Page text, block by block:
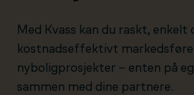
Med Kvass kan du raskt, enkelt
kostnadseffektivt markedsføre
nyboligprosjekter – enten på
sammen med dine partnere.